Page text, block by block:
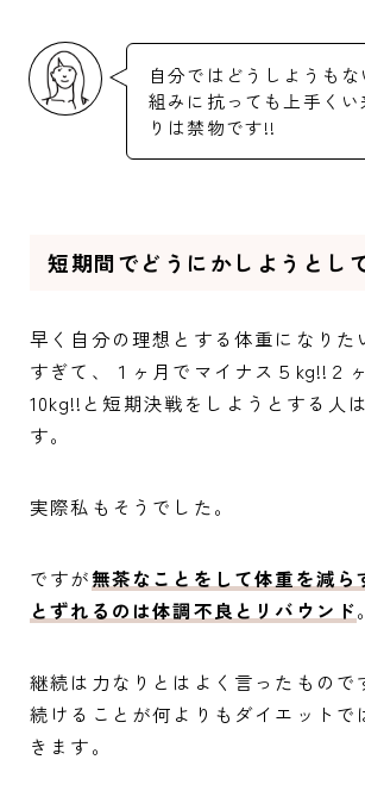
自分ではどうしようも
組みに抗っても上手く
りは禁物です!!
短期間でどうにかしようとし
早く自分の理想とする体重になりた
すぎて、１ヶ月でマイナス５kg!!２
10kg!!と短期決戦をしようとする人
す。
実際私もそうでした。
ですが無茶なことをして体重を減ら
とずれるのは体調不良とリバウンド。
継続は力なりとはよく言ったもので
続けることが何よりもダイエットで
きます。